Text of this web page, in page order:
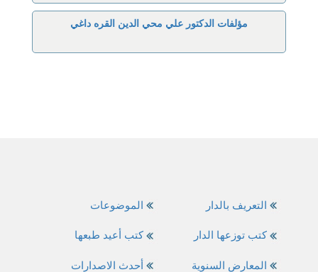
مؤلفات الدكتور علي محي الدين القره داغي
الموضوعات
كتب أعيد طبعها
أحدث الاصدارات
التعريف بالدار
كتب توزعها الدار
المعارض السنوية